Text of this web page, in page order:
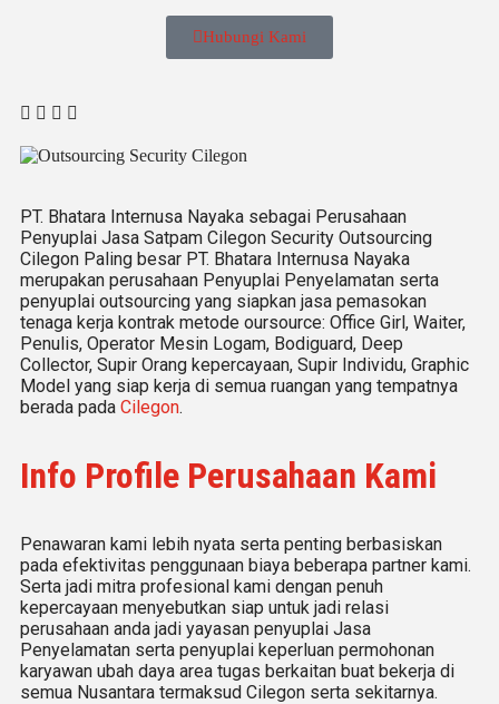
Hubungi Kami
PT. Bhatara Internusa Nayaka sebagai Perusahaan
Penyuplai Jasa Satpam Cilegon Security Outsourcing
Cilegon Paling besar PT. Bhatara Internusa Nayaka
merupakan perusahaan Penyuplai Penyelamatan serta
penyuplai outsourcing yang siapkan jasa pemasokan
tenaga kerja kontrak metode oursource: Office Girl, Waiter,
Penulis, Operator Mesin Logam, Bodiguard, Deep
Collector, Supir Orang kepercayaan, Supir Individu, Graphic
Model yang siap kerja di semua ruangan yang tempatnya
berada pada Cilegon.
Info Profile Perusahaan Kami
Penawaran kami lebih nyata serta penting berbasiskan
pada efektivitas penggunaan biaya beberapa partner kami.
Serta jadi mitra profesional kami dengan penuh
kepercayaan menyebutkan siap untuk jadi relasi
perusahaan anda jadi yayasan penyuplai Jasa
Penyelamatan serta penyuplai keperluan permohonan
karyawan ubah daya area tugas berkaitan buat bekerja di
semua Nusantara termaksud Cilegon serta sekitarnya.